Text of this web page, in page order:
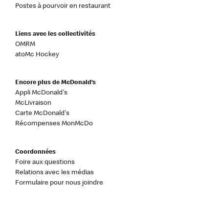
Postes à pourvoir en restaurant
Liens avec les collectivités
OMRM
atoMc Hockey
Encore plus de McDonald’s
Appli McDonald's
McLivraison
Carte McDonald's
Récompenses MonMcDo
Coordonnées
Foire aux questions
Relations avec les médias
Formulaire pour nous joindre